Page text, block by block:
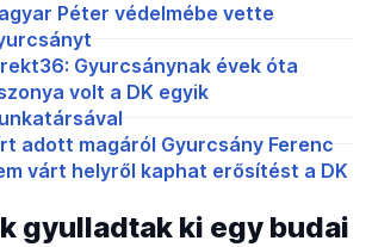
Péter védelmébe vette
Gyurcsánynak évek óta
volt a DK egyik
adott magáról Gyurcsány Ferenc
várt helyről kaphat erősítést a DK
gyulladtak ki egy budai